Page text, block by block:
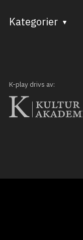
Kategorier
Dans
Musik
K-play drivs av: